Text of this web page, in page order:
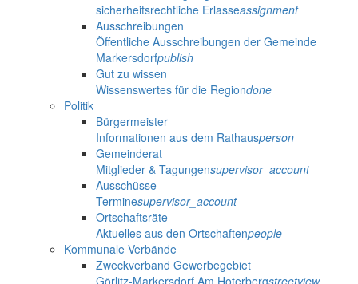
sicherheitsrechtliche Erlasseassignment
Ausschreibungen
Öffentliche Ausschreibungen der Gemeinde
Markersdorfpublish
Gut zu wissen
Wissenswertes für die Regiondone
Politik
Bürgermeister
Informationen aus dem Rathausperson
Gemeinderat
Mitglieder & Tagungensupervisor_account
Ausschüsse
Terminesupervisor_account
Ortschaftsräte
Aktuelles aus den Ortschaftenpeople
Kommunale Verbände
Zweckverband Gewerbegebiet
Görlitz-Markersdorf Am Hoterbergstreetview